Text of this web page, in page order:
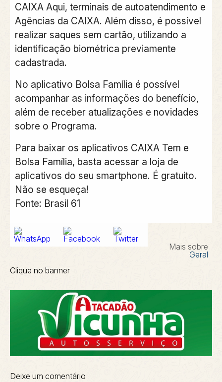
CAIXA Aqui, terminais de autoatendimento e
Agências da CAIXA. Além disso, é possível
realizar saques sem cartão, utilizando a
identificação biométrica previamente
cadastrada.
No aplicativo Bolsa Família é possível
acompanhar as informações do benefício,
além de receber atualizações e novidades
sobre o Programa.
Para baixar os aplicativos CAIXA Tem e
Bolsa Família, basta acessar a loja de
aplicativos do seu smartphone. É gratuito.
Não se esqueça!
Fonte: Brasil 61
Mais sobre
Geral
Clique no banner
Deixe um comentário